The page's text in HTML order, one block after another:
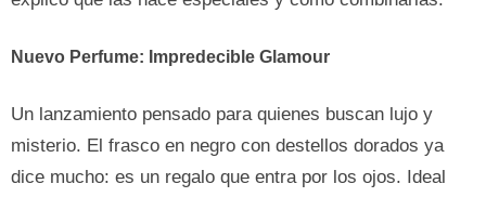
Nuevo Perfume: Impredecible Glamour
Un lanzamiento pensado para quienes buscan lujo y
misterio. El frasco en negro con destellos dorados ya
dice mucho: es un regalo que entra por los ojos. Ideal